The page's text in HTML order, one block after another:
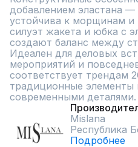
добавлением эластана —
устойчива к морщинам и
силуэт жакета и юбка с
создают баланс между
Идеален для деловых
мероприятий и
соответствует трендам
традиционные
современными деталями.
Mislana
Республика
Подробнее